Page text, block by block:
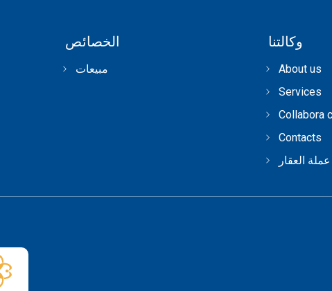
الخصائص
مبيعات
وكالتنا
About us
Services
Collabora
Contacts
عملة العقار